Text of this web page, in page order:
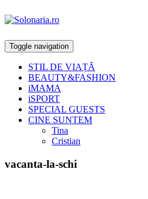
Toggle navigation
STIL DE VIAȚĂ
BEAUTY&FASHION
iMAMA
iSPORT
SPECIAL GUESTS
CINE SUNTEM
Tina
Cristian
vacanta-la-schi